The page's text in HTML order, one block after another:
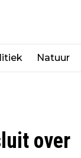
Natuur
over